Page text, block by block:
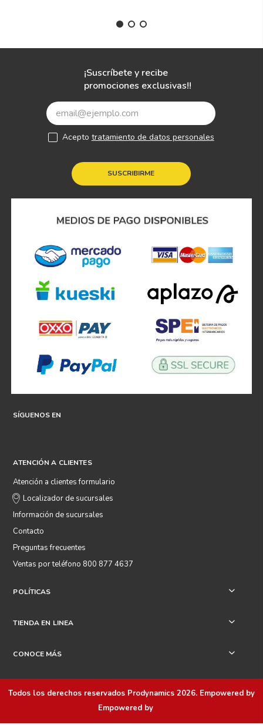
¡Suscríbete y recibe
promociones exclusivas!!
SUSCRIBIRME
Acepto tratamiento de datos personales
SÍGUENOS EN
ATENCIÓN A CLIENTES
Atención a clientes formulario
Localizador de sucursales
Información de sucursales
Contacto
Preguntas frecuentes
Ventas por teléfono 800 877 4637
POLÍTICAS +
TIENDA EN LINEA +
CONOCE MÁS +
Todos los derechos reservados Prodynamics 2026. Empowered by
Empowered by